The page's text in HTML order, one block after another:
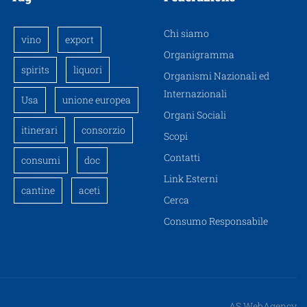
vino export
spirits liquori
Usa unione europea
itinerari consorzio
consumi doc
cantine aceti
Chi siamo
Organigramma
Organismi Nazionali ed
Internazionali
Organi Sociali
Scopi
Contatti
Link Esterni
Cerca
Consumo Responsabile